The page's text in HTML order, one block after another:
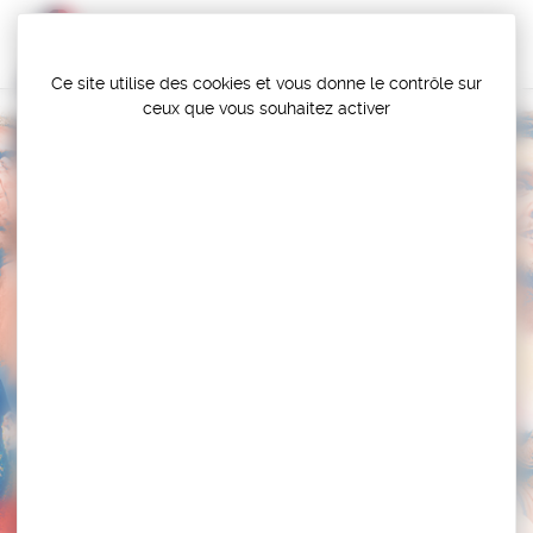
Panneau de gestion des cookies
Ce site utilise des cookies et vous donne le contrôle sur
ceux que vous souhaitez activer